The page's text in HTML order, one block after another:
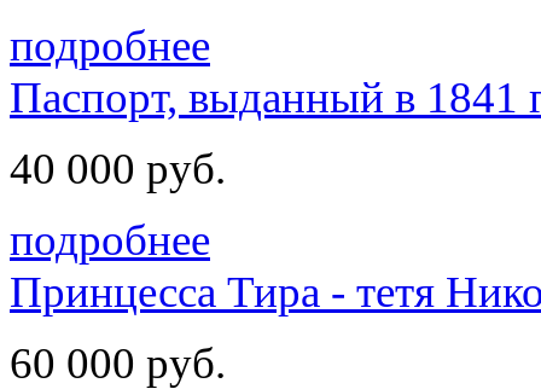
подробнее
Паспорт, выданный в 1841
40 000 руб.
подробнее
Принцесса Тира - тетя
60 000 руб.